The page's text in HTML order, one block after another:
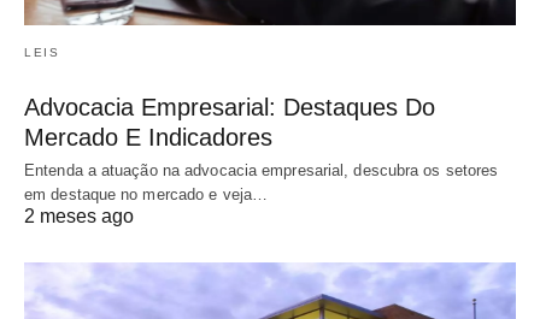
LEIS
Advocacia Empresarial: Destaques Do
Mercado E Indicadores
Entenda a atuação na advocacia empresarial, descubra os setores
em destaque no mercado e veja…
2 meses ago